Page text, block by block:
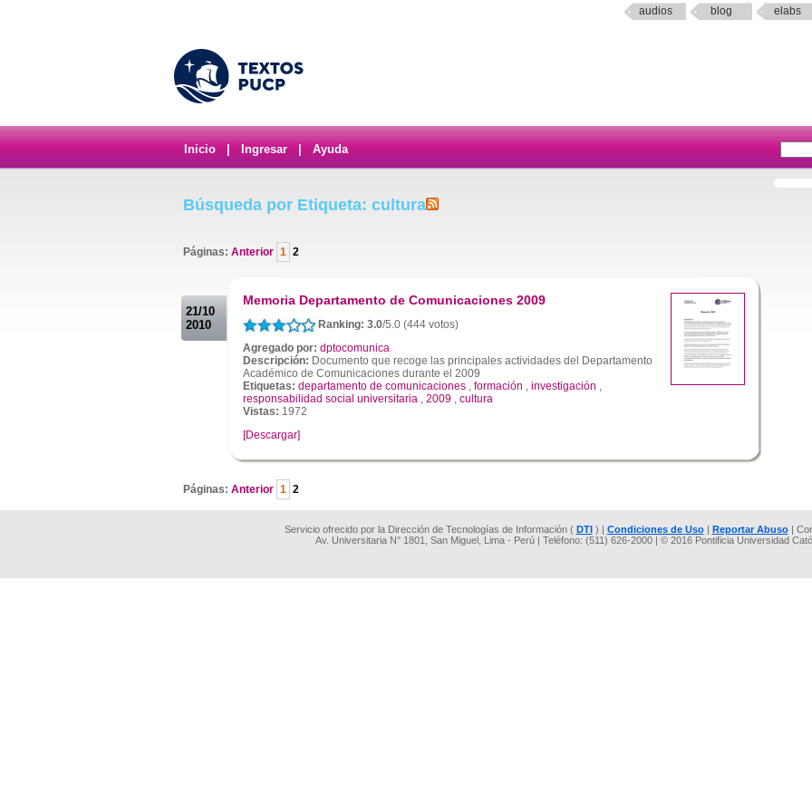
audios blog elabs
Inicio Ingresar Ayuda
Búsqueda por Etiqueta: cultura
Páginas: Anterior 1 2
21/10
2010
Memoria Departamento de Comunicaciones 2009
Ranking: 3.0/5.0 (444 votos)
Agregado por: dptocomunica
Descripción: Documento que recoge las principales actividades del Departamento
Académico de Comunicaciones durante el 2009
Etiquetas: departamento de comunicaciones , formación , investigación ,
responsabilidad social universitaria , 2009 , cultura
Vistas: 1972
[Descargar]
Páginas: Anterior 1 2
Servicio ofrecido por la Dirección de Tecnologías de Información ( DTI) | Condiciones de Uso| Reportar Abuso|
Av. Universitaria N° 1801, San Miguel, Lima - Perú | Teléfono: (511) 626-2000 | © 2016 Pontificia Universidad